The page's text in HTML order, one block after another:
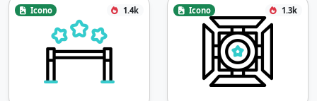
Icono 1.4k Icono 1.3k